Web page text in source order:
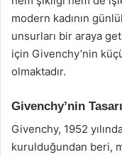
modern kadının
unsurları bir araya
için Givenchy’nin
olmaktadır.
Givenchy’nin
Givenchy, 1952
kurulduğundan beri,